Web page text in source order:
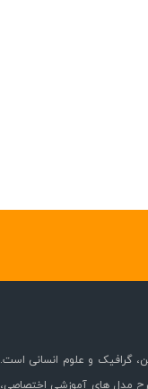
گرافیک و علوم انسانی است.
مدل های آموزشی اختصاصی،